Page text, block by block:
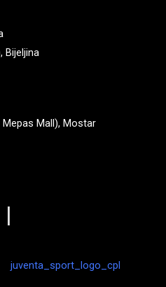
Bijeljina
Mall), Mostar
|